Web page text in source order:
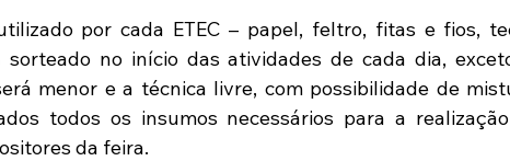
por cada ETEC – papel, feltro, fitas e fios,
no início das atividades de cada dia,
menor e a técnica livre, com possibilidade de
todos os insumos necessários para a
da feira.